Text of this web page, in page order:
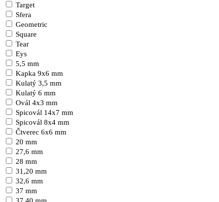
Target
Sfera
Geometric
Square
Tear
Eys
5,5 mm
Kapka 9x6 mm
Kulatý 3,5 mm
Kulatý 6 mm
Ovál 4x3 mm
Spicovál 14x7 mm
Spicovál 8x4 mm
Čtverec 6x6 mm
20 mm
27,6 mm
28 mm
31,20 mm
32,6 mm
37 mm